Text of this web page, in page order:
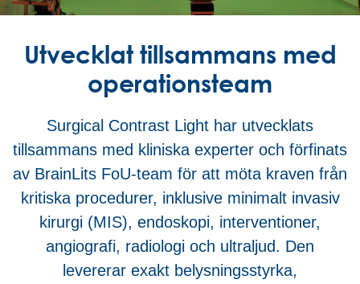
Utvecklat tillsammans med
operationsteam
Surgical Contrast Light har utvecklats
tillsammans med kliniska experter och förfinats
av BrainLits FoU-team för att möta kraven från
kritiska procedurer, inklusive minimalt invasiv
kirurgi (MIS), endoskopi, interventioner,
angiografi, radiologi och ultraljud. Den
levererar exakt belysningsstyrka,